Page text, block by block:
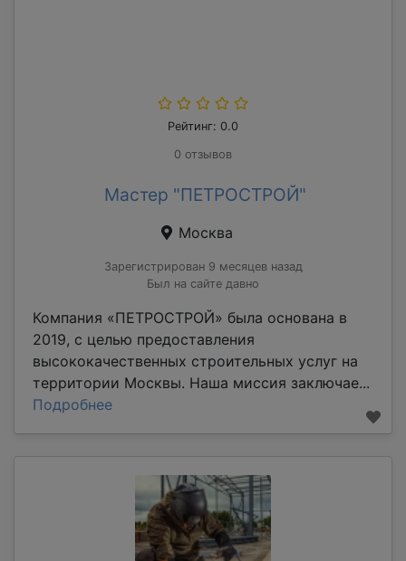
Рейтинг: 0.0
0 отзывов
Мастер "ПЕТРОСТРОЙ"
Москва
Зарегистрирован 9 месяцев назад
Был на сайте давно
Компания «ПЕТРОСТРОЙ» была основана в
2019, с целью предоставления
высококачественных строительных услуг на
территории Москвы. Наша миссия заключае...
Подробнее